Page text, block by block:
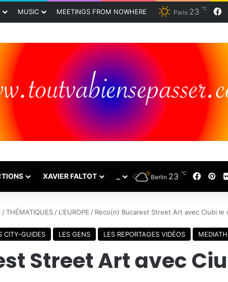
MUSIC MEETINGS FROM NOWHERE Paris 23 ℃
XAVIER FALTOT Berlin 23 ℃
/THÉMATIQUES / L'EUROPE / Reco(n) Bucarest Street Art avec Ciubi le
CITY-GUIDES LES GENS LES REPORTAGES VIDÉOS
Street Art avec